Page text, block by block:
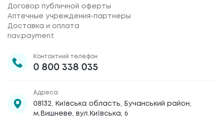
Договор публичной оферты
Аптечные учреждения-партнеры
Доставка и оплата
nav.payment
Контактний телефон
0 800 338 035
Адреса
08132, Київська область, Бучанський район,
м.Вишневе, вул.Київська, 6